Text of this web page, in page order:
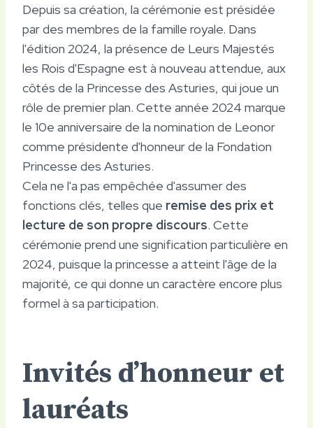
Depuis sa création, la cérémonie est présidée
par des membres de la famille royale. Dans
l'édition 2024, la présence de Leurs Majestés
les Rois d'Espagne est à nouveau attendue, aux
côtés de la Princesse des Asturies, qui joue un
rôle de premier plan. Cette année 2024 marque
le 10e anniversaire de la nomination de Leonor
comme présidente d'honneur de la Fondation
Princesse des Asturies.
Cela ne l'a pas empêchée d'assumer des
fonctions clés, telles que remise des prix et
lecture de son propre discours. Cette
cérémonie prend une signification particulière en
2024, puisque la princesse a atteint l'âge de la
majorité, ce qui donne un caractère encore plus
formel à sa participation.
Invités d’honneur et
lauréats